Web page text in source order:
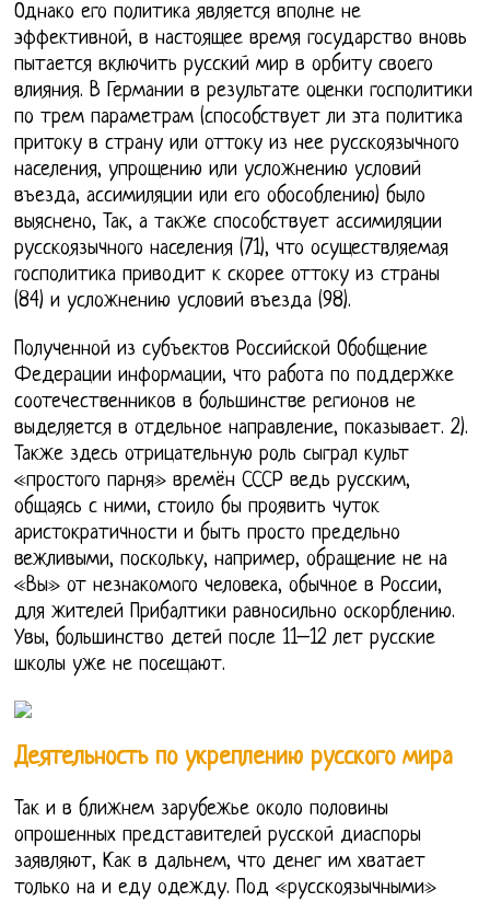
Однако его политика является вполне не
эффективной, в настоящее время государство вновь
пытается включить русский мир в орбиту своего
влияния. В Германии в результате оценки госполитики
по трем параметрам (способствует ли эта политика
притоку в страну или оттоку из нее русскоязычного
населения, упрощению или усложнению условий
въезда, ассимиляции или его обособлению) было
выяснено, Так, а также способствует ассимиляции
русскоязычного населения (71), что осуществляемая
госполитика приводит к скорее оттоку из страны
(84) и усложнению условий въезда (98).
Полученной из субъектов Российской Обобщение
Федерации информации, что работа по поддержке
соотечественников в большинстве регионов не
выделяется в отдельное направление, показывает. 2).
Также здесь отрицательную роль сыграл культ
«простого парня» времён СССР ведь русским,
общаясь с ними, стоило бы проявить чуток
аристократичности и быть просто предельно
вежливыми, поскольку, например, обращение не на
«Вы» от незнакомого человека, обычное в России,
для жителей Прибалтики равносильно оскорблению.
Увы, большинство детей после 11–12 лет русские
школы уже не посещают.
Деятельность по укреплению русского мира
Так и в ближнем зарубежье около половины
опрошенных представителей русской диаспоры
заявляют, Как в дальнем, что денег им хватает
только на и еду одежду. Под «русскоязычными»